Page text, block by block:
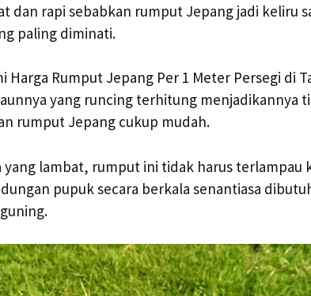
dan rapi sebabkan rumput Jepang jadi keliru
paling diminati.
Rumput Jepang Per 1 Meter Persegi di
yang runcing terhitung menjadikannya
rumput Jepang cukup mudah.
yang lambat, rumput ini tidak harus terlampau
pupuk secara berkala senantiasa